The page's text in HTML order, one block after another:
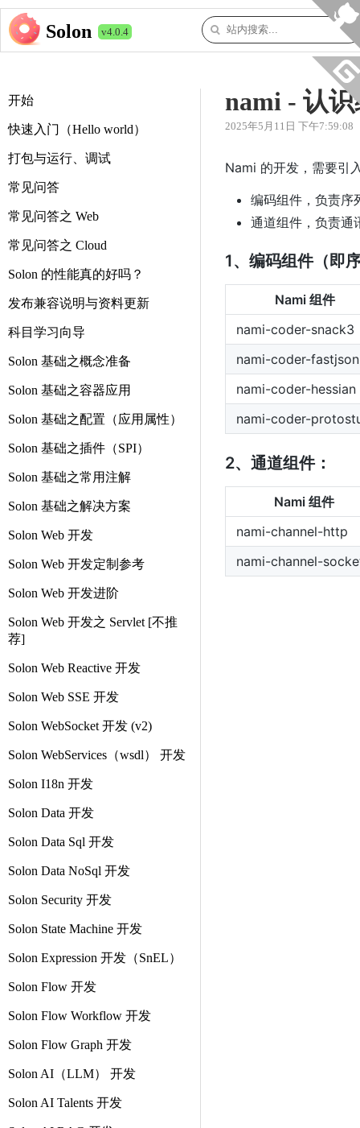
Solon v4.0.4
开始
快速入门（Hello world）
打包与运行、调试
常见问答
常见问答之 Web
常见问答之 Cloud
Solon 的性能真的好吗？
发布兼容说明与资料更新
科目学习向导
Solon 基础之概念准备
Solon 基础之容器应用
Solon 基础之配置（应用属性）
Solon 基础之插件（SPI）
Solon 基础之常用注解
Solon 基础之解决方案
Solon Web 开发
Solon Web 开发定制参考
Solon Web 开发进阶
Solon Web 开发之 Servlet [不推
荐]
Solon Web Reactive 开发
Solon Web SSE 开发
Solon WebSocket 开发 (v2)
Solon WebServices（wsdl） 开发
Solon I18n 开发
Solon Data 开发
Solon Data Sql 开发
Solon Data NoSql 开发
Solon Security 开发
Solon State Machine 开发
Solon Expression 开发（SnEL）
Solon Flow 开发
Solon Flow Workflow 开发
Solon Flow Graph 开发
Solon AI（LLM） 开发
Solon AI Talents 开发
nami - 认
2025年5月11日 下午7:59:08
Nami 的开发，需要引
编码组件，负责序
通道组件，负责
1、编码组件（即
Nami 组件
nami-coder-snack3
nami-coder-fastjson
nami-coder-hessian
nami-coder-
2、通道组件：
Nami 组件
nami-channel-http
nami-channel-